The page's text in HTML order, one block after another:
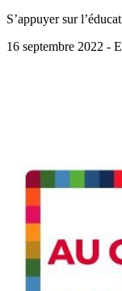
S’appuyer sur
16 septembre 2022 -